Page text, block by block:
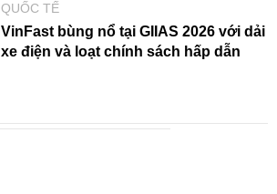
QUỐC TẾ
VinFast bùng nổ tại GIIAS 2026 với dải
xe điện và loạt chính sách hấp dẫn